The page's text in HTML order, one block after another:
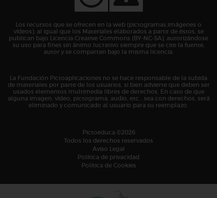
Los recursos que se ofrecen en la web (pictogramas,imágenes o
vídeos), al igual que los Materiales elaborados a partir de éstos, se
publican bajo Licencia Creative Commons (BY-NC-SA), autorizándose
su uso para fines sin ánimo lucrativo siempre que se cite la fuente,
autor y se compartan bajo la misma licencia.
La Fundación Pictoaplicaciones no se hace responsable de la subida
de materiales por parte de los usuarios, si bien advierte que deben ser
usados elementos multimedia libres de derechos. En caso de que
alguna imagen, vídeo, pictograma, audio, etc… sea con derechos, será
eliminado y comunicado al usuario para su reemplazo.
Pictoeduca ©2026
Todos los derechos reservados
Aviso Legal
Política de privacidad
Política de Cookies